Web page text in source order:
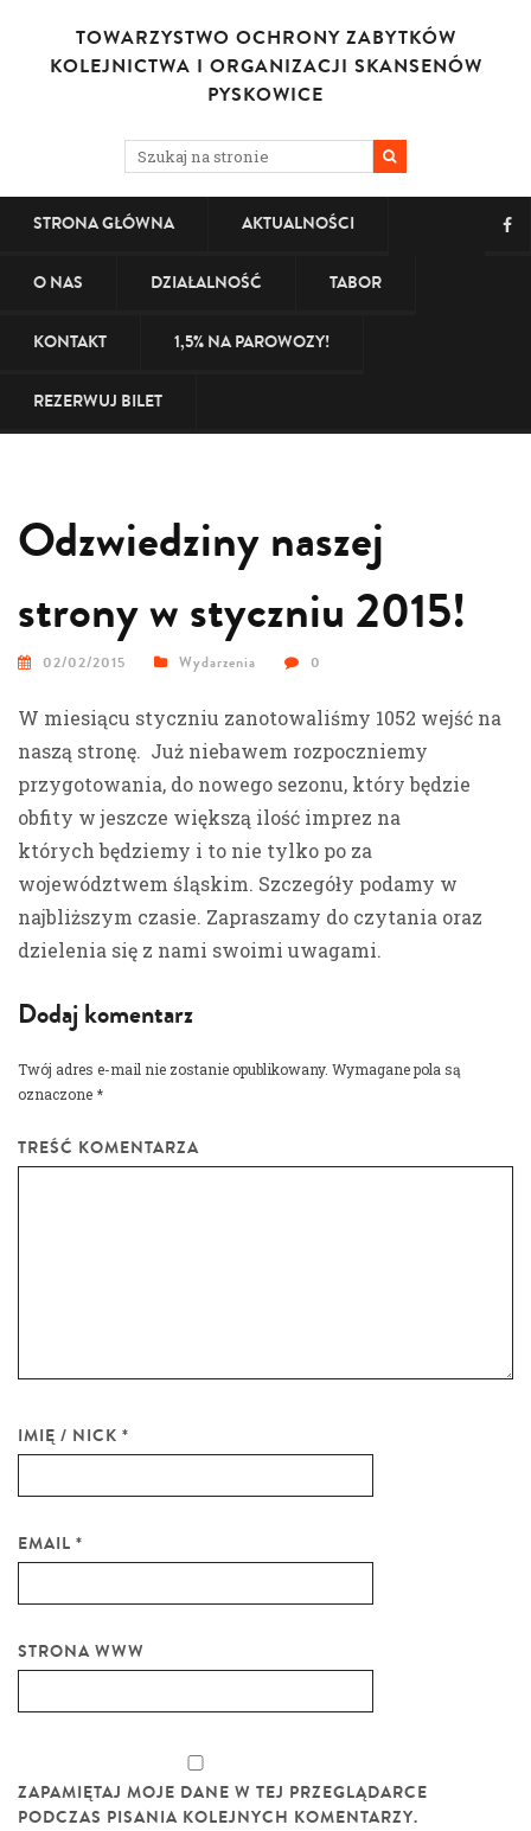
TOWARZYSTWO OCHRONY ZABYTKÓW
KOLEJNICTWA I ORGANIZACJI SKANSENÓW
PYSKOWICE
STRONA GŁÓWNA AKTUALNOŚCI
O NAS DZIAŁALNOŚĆ TABOR
KONTAKT 1,5% NA PAROWOZY!
REZERWUJ BILET
Odzwiedziny naszej
strony w styczniu 2015!
02/02/2015 Wydarzenia 0
W miesiącu styczniu zanotowaliśmy 1052 wejść na
naszą stronę. Już niebawem rozpoczniemy
przygotowania, do nowego sezonu, który będzie
obfity w jeszcze większą ilość imprez na
których będziemy i to nie tylko po za
województwem śląskim. Szczegóły podamy w
najbliższym czasie. Zapraszamy do czytania oraz
dzielenia się z nami swoimi uwagami.
Dodaj komentarz
Twój adres e-mail nie zostanie opublikowany. Wymagane pola są
oznaczone *
TREŚĆ KOMENTARZA
IMIĘ / NICK *
EMAIL *
STRONA WWW
ZAPAMIĘTAJ MOJE DANE W TEJ PRZEGLĄDARCE
PODCZAS PISANIA KOLEJNYCH KOMENTARZY.